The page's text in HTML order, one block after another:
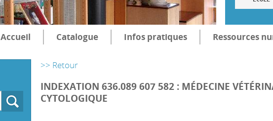
Accueil Catalogue Infos pratiques Ressources
>> Retour
INDEXATION 636.089 607 582 : MÉDECINE
CYTOLOGIQUE
Recherche